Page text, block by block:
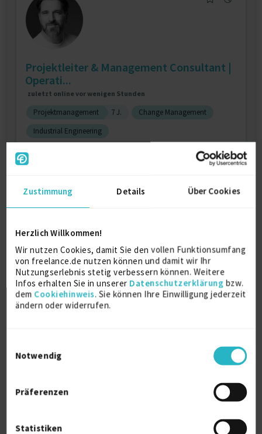
Zustimmung Details Über Cookies
Herzlich Willkommen!
Wir nutzen Cookies, damit Sie den vollen Funktionsumfang
von freelance.de nutzen können und damit wir Ihr
Nutzungserlebnis stetig verbessern können. Weitere
Infos erhalten Sie in unserer Datenschutzerklärung bzw.
dem Cookiehinweis. Sie können Ihre Einwilligung jederzeit
ändern oder widerrufen.
Notwendig
Präferenzen
Statistiken
Projektleiter & Management Consultant |
Operati...
zuletzt online vor wenigen Stunden
Projektmanagement 7 J.
Change Management
Industrial Engineering
0
D-80639 München
Interim Managerin für HR & PE mit KI-
HR-Spezialist
Verfügbarkeit einsehen
A-1060 Wien